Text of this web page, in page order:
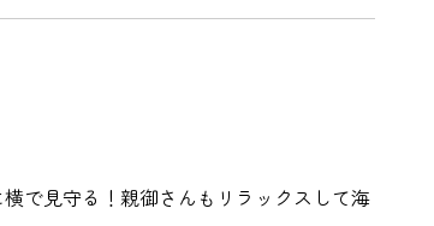
で見守る！親御さんもリラックスして海